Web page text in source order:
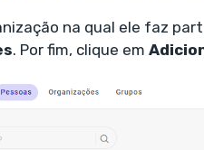
na qual ele faz
. Por fim, clique em